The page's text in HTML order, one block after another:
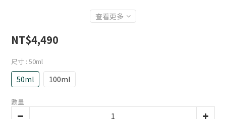
查看更多
NT$4,490
尺寸 : 50ml
50ml 100ml
數量